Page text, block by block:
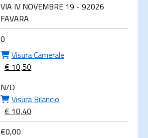
VIA IV NOVEMBRE 19 - 92026
FAVARA
0
Visura Camerale
€ 10,50
N/D
Visura Bilancio
€ 10,40
€0,00